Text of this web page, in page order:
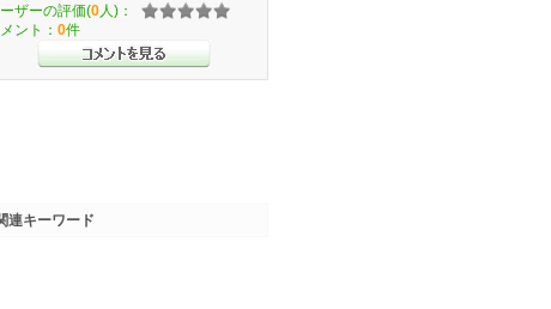
ザーの評価(0 人)：
ント： 0件
連キーワード